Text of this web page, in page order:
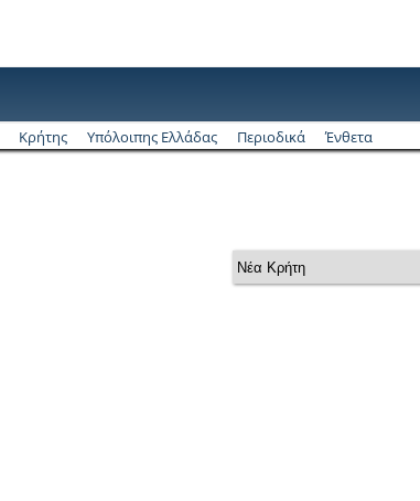
Κρήτης Υπόλοιπης Ελλάδας Περιοδικά Ένθετα